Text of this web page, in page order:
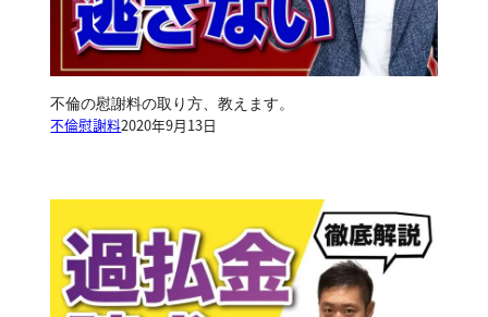
不倫の慰謝料の取り方、教えます。
不倫慰謝料2020年9月13日